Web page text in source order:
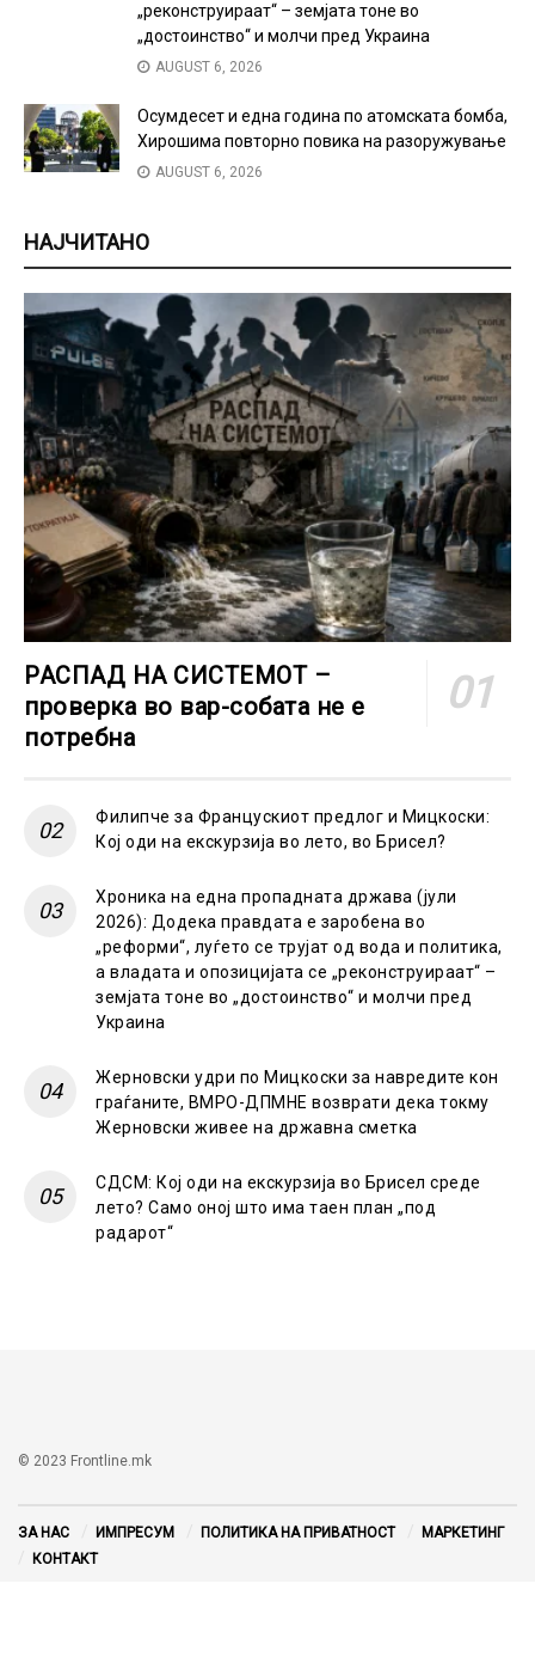
„реконструираат“ – земјата тоне во
„достоинство“ и молчи пред Украина
AUGUST 6, 2026
Осумдесет и една година по атомската бомба,
Хирошима повторно повика на разоружување
AUGUST 6, 2026
НАЈЧИТАНО
РАСПАД НА СИСТЕМОТ –
проверка во вар-собата не е
потребна
Филипче за Францускиот предлог и Мицкоски:
Кој оди на екскурзија во лето, во Брисел?
Хроника на една пропадната држава (јули
2026): Додека правдата е заробена во
„реформи“, луѓето се трујат од вода и политика,
а владата и опозицијата се „реконструираат“ –
земјата тоне во „достоинство“ и молчи пред
Украина
Жерновски удри по Мицкоски за навредите кон
граѓаните, ВМРО-ДПМНЕ возврати дека токму
Жерновски живее на државна сметка
СДСМ: Кој оди на екскурзија во Брисел среде
лето? Само оној што има таен план „под
радарот“
© 2023 Frontline.mk
ЗА НАС ИМПРЕСУМ ПОЛИТИКА НА ПРИВАТНОСТ
МАРКЕТИНГ
КОНТАКТ